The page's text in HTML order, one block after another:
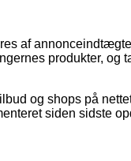
af
produkter, og
og shops på
siden sidste